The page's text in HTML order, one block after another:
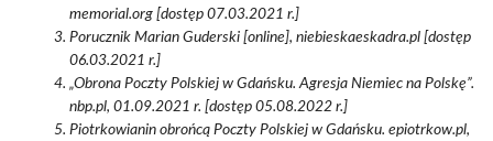
memorial.org [dostęp 07.03.2021 r.]
Porucznik Marian Guderski [online], niebieskaeskadra.pl [dostęp
06.03.2021 r.]
„Obrona Poczty Polskiej w Gdańsku. Agresja Niemiec na Polskę”.
nbp.pl, 01.09.2021 r. [dostęp 05.08.2022 r.]
Piotrkowianin obrońcą Poczty Polskiej w Gdańsku. epiotrkow.pl,